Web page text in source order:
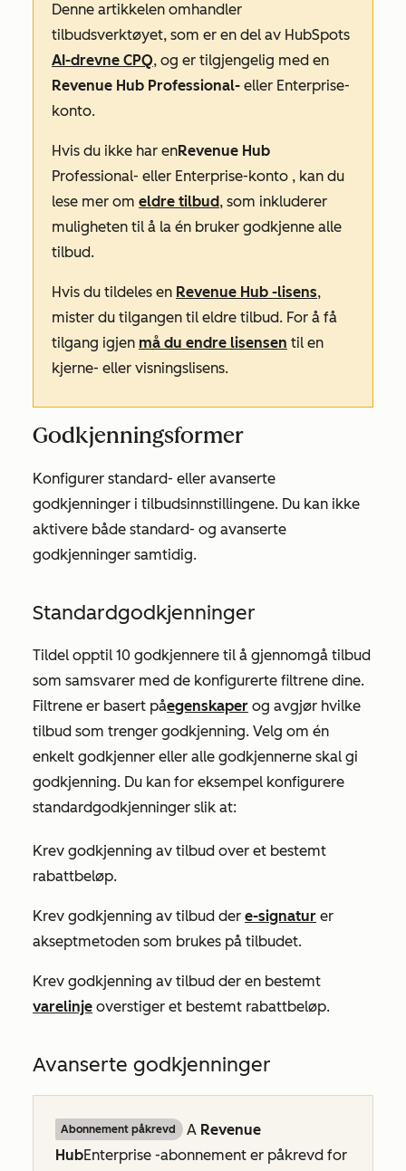
Denne artikkelen omhandler
tilbudsverktøyet, som er en del av HubSpots
AI-drevne CPQ, og er tilgjengelig med en
Revenue Hub Professional- eller Enterprise-
konto.
Hvis du ikke har enRevenue Hub
Professional- eller Enterprise-konto , kan du
lese mer om eldre tilbud, som inkluderer
muligheten til å la én bruker godkjenne alle
tilbud.
Hvis du tildeles en Revenue Hub -lisens,
mister du tilgangen til eldre tilbud. For å få
tilgang igjen må du endre lisensen til en
kjerne- eller visningslisens.
Godkjenningsformer
Konfigurer standard- eller avanserte
godkjenninger i tilbudsinnstillingene. Du kan ikke
aktivere både standard- og avanserte
godkjenninger samtidig.
Standardgodkjenninger
Tildel opptil 10 godkjennere til å gjennomgå tilbud
som samsvarer med de konfigurerte filtrene dine.
Filtrene er basert påegenskaper og avgjør hvilke
tilbud som trenger godkjenning. Velg om én
enkelt godkjenner eller alle godkjennerne skal gi
godkjenning. Du kan for eksempel konfigurere
standardgodkjenninger slik at:
Krev godkjenning av tilbud over et bestemt
rabattbeløp.
Krev godkjenning av tilbud der e-signatur er
akseptmetoden som brukes på tilbudet.
Krev godkjenning av tilbud der en bestemt
varelinje overstiger et bestemt rabattbeløp.
Avanserte godkjenninger
Abonnement påkrevd A Revenue
HubEnterprise -abonnement er påkrevd for